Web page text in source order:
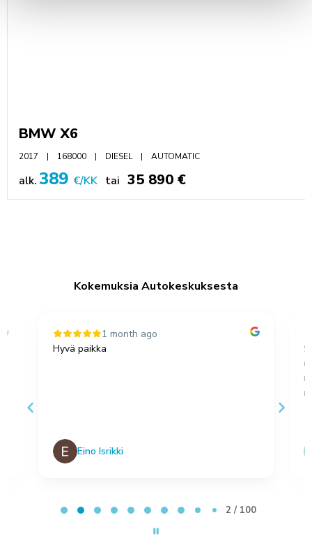
BMW X6
2017 168000 DIESEL AUTOMATIC
alk. 389 €/KK tai 35 890 €
Kokemuksia Autokeskuksesta
1 month ago
Hyvä paikka
Eino Isrikki
2 / 100